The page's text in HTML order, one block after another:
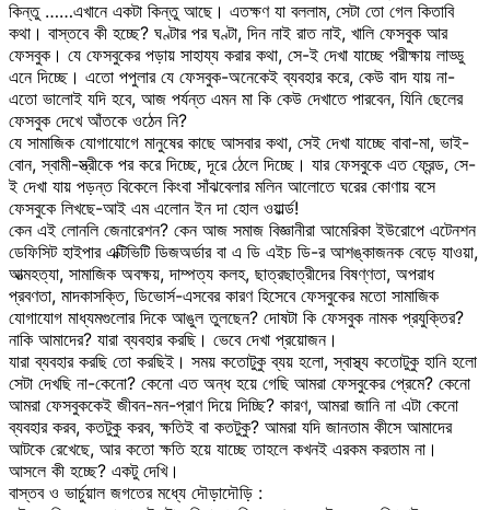
কিন্তু ……এখানে একটা কিন্তু আছে। এতক্ষণ যা বললাম, সেটা তো গেল কিতাবি
কথা। বাস্তবে কী হচ্ছে? ঘণ্টার পর ঘণ্টা, দিন নাই রাত নাই, খালি ফেসবুক আর
ফেসবুক। যে ফেসবুকের পড়ায় সাহায্য করার কথা, সে-ই দেখা যাচ্ছে পরীক্ষায় লাড্ডু
এনে দিচ্ছে। এতো পপুলার যে ফেসবুক-অনেকেই ব্যবহার করে, কেউ বাদ যায় না-
এতো ভালোই যদি হবে, আজ পর্যন্ত এমন মা কি কেউ দেখাতে পারবেন, যিনি ছেলের
ফেসবুক দেখে আঁতকে ওঠেন নি?
যে সামাজিক যোগাযোগে মানুষের কাছে আসবার কথা, সেই দেখা যাচ্ছে বাবা-মা, ভাই-
বোন, স্বামী-স্ত্রীকে পর করে দিচ্ছে, দূরে ঠেলে দিচ্ছে। যার ফেসবুকে এত ফ্রেন্ড, সে-
ই দেখা যায় পড়ন্ত বিকেলে কিংবা সাঁঝবেলার মলিন আলোতে ঘরের কোণায় বসে
ফেসবুকে লিখছে-আই এম এলোন ইন দা হোল ওয়ার্ল্ড!
কেন এই লোনলি জেনারেশন? কেন আজ সমাজ বিজ্ঞানীরা আমেরিকা ইউরোপে এটেনশন
ডেফিসিট হাইপার এক্টিভিটি ডিজঅর্ডার বা এ ডি এইচ ডি-র আশঙ্কাজনক বেড়ে যাওয়া,
আত্মহত্যা, সামাজিক অবক্ষয়, দাম্পত্য কলহ, ছাত্রছাত্রীদের বিষণ্ণতা, অপরাধ
প্রবণতা, মাদকাসক্তি, ডিভোর্স-এসবের কারণ হিসেবে ফেসবুকের মতো সামাজিক
যোগাযোগ মাধ্যমগুলোর দিকে আঙুল তুলছেন? দোষটা কি ফেসবুক নামক প্রযুক্তির?
নাকি আমাদের? যারা ব্যবহার করছি। ভেবে দেখা প্রয়োজন।
যারা ব্যবহার করছি তো করছিই। সময় কতোটুকু ব্যয় হলো, স্বাস্থ্য কতোটুকু হানি হলো
সেটা দেখছি না-কেনো? কেনো এত অন্ধ হয়ে গেছি আমরা ফেসবুকের প্রেমে? কেনো
আমরা ফেসবুককেই জীবন-মন-প্রাণ দিয়ে দিচ্ছি? কারণ, আমরা জানি না এটা কেনো
ব্যবহার করব, কতটুকু করব, ক্ষতিই বা কতটুকু? আমরা যদি জানতাম কীসে আমাদের
আটকে রেখেছে, আর কতো ক্ষতি হয়ে যাচ্ছে তাহলে কখনই এরকম করতাম না।
আসলে কী হচ্ছে? একটু দেখি।
বাস্তব ও ভার্চুয়াল জগতের মধ্যে দৌড়াদৌড়ি :